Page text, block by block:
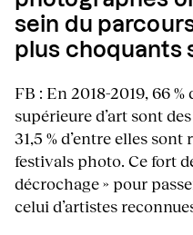
sein du
plus choquants
FB : En 2018-2019, 66
supérieure d’art sont
31,5 % d’entre elles
festivals photo. Ce fort
décrochage » pour
celui d’artistes